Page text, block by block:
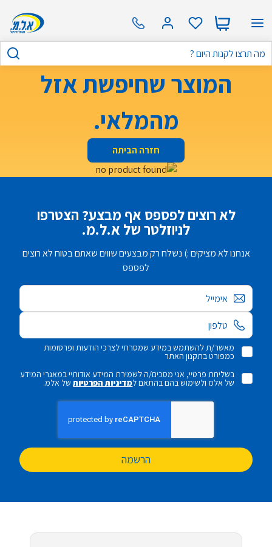
המוצר שחיפשת אזל
מהמלאי.
חזרה הביתה
לא רוצים לפספס אף מבצע? הצטרפו
לניוזלטר של א.ל.מ.
אנחנו לא מציקים :) נשלח רק מבצעים שווים שאתם בטוח לא רוצים
לפספס
אימייל
מאשר/ת להשתמש במידע שמסרתי לצרכי הודעות ופרסומות
כמפורט בתקנון האתר
בשליחת פרטיי, אני מסכים/ה לשמירת המידע אודותיי במאגרי המידע
של אלמ ולשימוש בהם בהתאם למדיניות הפרטיותשל אלמ.
הרשמה